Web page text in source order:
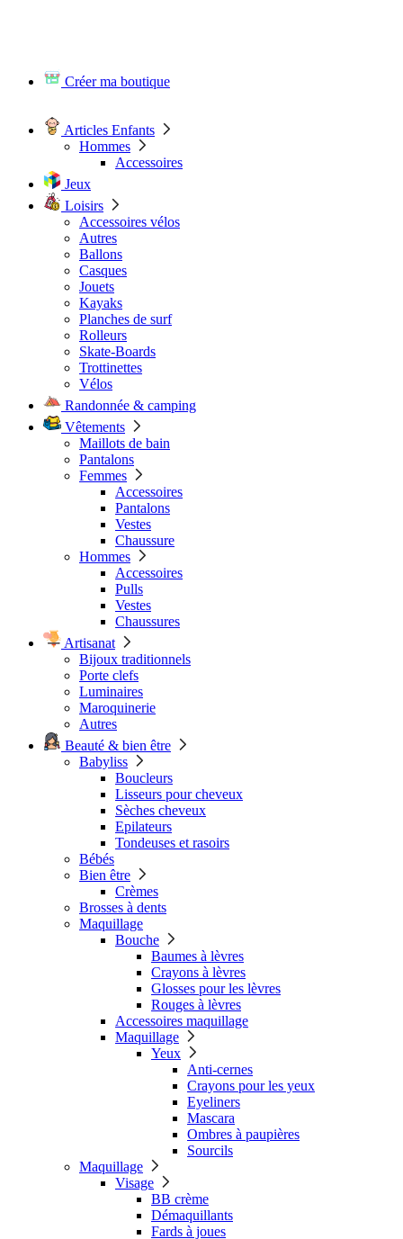
Créer ma boutique
Articles Enfants
Hommes
Accessoires
Jeux
Loisirs
Accessoires vélos
Autres
Ballons
Casques
Jouets
Kayaks
Planches de surf
Rolleurs
Skate-Boards
Trottinettes
Vélos
Randonnée & camping
Vêtements
Maillots de bain
Pantalons
Femmes
Accessoires
Pantalons
Vestes
Chaussure
Hommes
Accessoires
Pulls
Vestes
Chaussures
Artisanat
Bijoux traditionnels
Porte clefs
Luminaires
Maroquinerie
Autres
Beauté & bien être
Babyliss
Boucleurs
Lisseurs pour cheveux
Sèches cheveux
Epilateurs
Tondeuses et rasoirs
Bébés
Bien être
Crèmes
Brosses à dents
Maquillage
Bouche
Baumes à lèvres
Crayons à lèvres
Glosses pour les lèvres
Rouges à lèvres
Accessoires maquillage
Maquillage
Yeux
Anti-cernes
Crayons pour les yeux
Eyeliners
Mascara
Ombres à paupières
Sourcils
Maquillage
Visage
BB crème
Démaquillants
Fards à joues